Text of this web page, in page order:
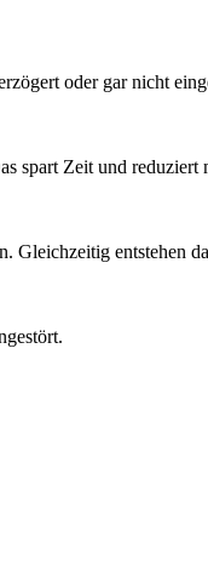
oder gar nicht
spart Zeit und reduziert
Gleichzeitig entstehen